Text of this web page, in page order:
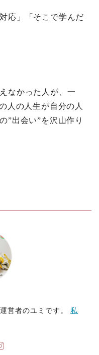
応」「そこで学んだ
なかった人が、一
人の人生が自分の人
”出会い”を沢山作り
営者のユミです。 私